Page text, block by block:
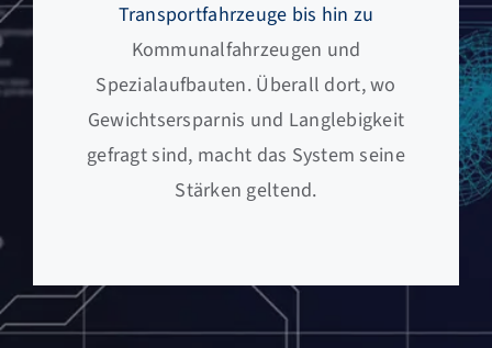
Transportfahrzeuge bis hin zu
Kommunalfahrzeugen und
Spezialaufbauten. Überall dort, wo
Gewichtsersparnis und Langlebigkeit
gefragt sind, macht das System seine
Stärken geltend.